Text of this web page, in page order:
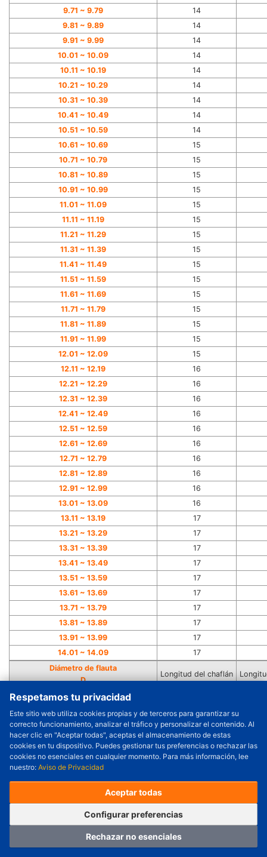
Respetamos tu privacidad
Este sitio web utiliza cookies propias y de terceros para garantizar su
correcto funcionamiento, analizar el tráfico y personalizar el contenido. Al
hacer clic en "Aceptar todas", aceptas el almacenamiento de estas
cookies en tu dispositivo. Puedes gestionar tus preferencias o rechazar las
cookies no esenciales en cualquier momento. Para más información, lee
nuestro: Aviso de Privacidad
Aceptar todas
Configurar preferencias
Rechazar no esenciales
9.71 ~ 9.79
14
9.81 ~ 9.89
14
9.91 ~ 9.99
14
10.01 ~ 10.09
14
10.11 ~ 10.19
14
10.21 ~ 10.29
14
10.31 ~ 10.39
14
10.41 ~ 10.49
14
10.51 ~ 10.59
14
10.61 ~ 10.69
15
10.71 ~ 10.79
15
10.81 ~ 10.89
15
10.91 ~ 10.99
15
11.01 ~ 11.09
15
11.11 ~ 11.19
15
11.21 ~ 11.29
15
11.31 ~ 11.39
15
11.41 ~ 11.49
15
11.51 ~ 11.59
15
11.61 ~ 11.69
15
11.71 ~ 11.79
15
11.81 ~ 11.89
15
11.91 ~ 11.99
15
12.01 ~ 12.09
15
12.11 ~ 12.19
16
12.21 ~ 12.29
16
12.31 ~ 12.39
16
12.41 ~ 12.49
16
12.51 ~ 12.59
16
12.61 ~ 12.69
16
12.71 ~ 12.79
16
12.81 ~ 12.89
16
12.91 ~ 12.99
16
13.01 ~ 13.09
16
13.11 ~ 13.19
17
13.21 ~ 13.29
17
13.31 ~ 13.39
17
13.41 ~ 13.49
17
13.51 ~ 13.59
17
13.61 ~ 13.69
17
13.71 ~ 13.79
17
13.81 ~ 13.89
17
13.91 ~ 13.99
17
14.01 ~ 14.09
17
Diámetro de flauta
D
Designación de incremento de 0.01 mm
Longitud del chaflán
14.21 ~ 14.29
18
14.31 ~ 14.39
18
14.41 ~ 14.49
18
14.51 ~ 14.59
14.61 ~ 14.69
18
14.91 ~ 14.99
18
Cantidad a Ordenar - +
Revisar precio y fecha de envío
Precio unitario (USD) :---
(con IVA (USD)) :--- (con IVA (USD)) :---
---
Pedir ahora
Agregar al carrito